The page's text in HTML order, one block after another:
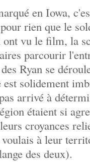
en Iowa,
rien que le
vu le film, la
parcourir
Ryan se
solidement
arrivé à
étaient si
croyances
à leur
des deux).